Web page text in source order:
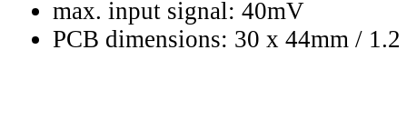
max. input signal: 40mV
PCB dimensions: 30 x 44mm /